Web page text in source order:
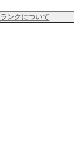
ランクについて